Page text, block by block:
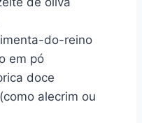
do-reino
em pó
doce
alecrim ou